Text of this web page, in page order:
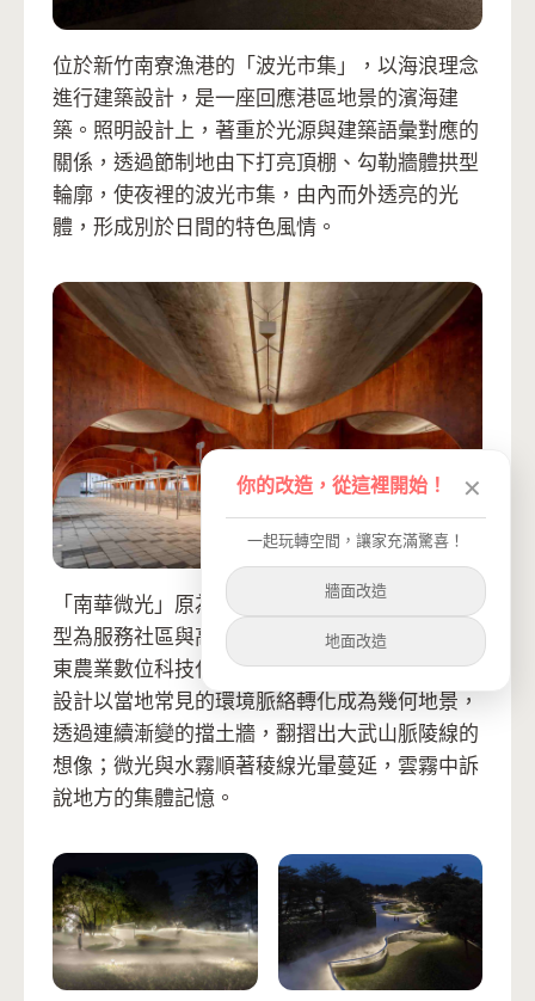
位於新竹南寮漁港的「波光市集」，以海浪理念
進行建築設計，是一座回應港區地景的濱海建
築。照明設計上，著重於光源與建築語彙對應的
關係，透過節制地由下打亮頂棚、勾勒牆體拱型
輪廓，使夜裡的波光市集，由內而外透亮的光
體，形成別於日間的特色風情。
「南華微光」原為一所農村小學，廢校後進而轉
型為服務社區與高齡者的地景公園，同時也是屏
東農業數位科技化的教育創新與創業基地。建築
設計以當地常見的環境脈絡轉化成為幾何地景，
透過連續漸變的擋土牆，翻摺出大武山脈陵線的
想像；微光與水霧順著稜線光暈蔓延，雲霧中訴
說地方的集體記憶。
你的改造，從這裡開始！ ✕
一起玩轉空間，讓家充滿驚喜！
牆面改造
地面改造